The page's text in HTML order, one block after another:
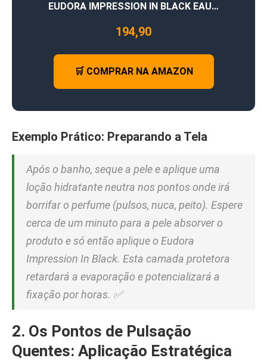
EUDORA IMPRESSION IN BLACK EAU…
194,90
🛒 COMPRAR NA AMAZON
Exemplo Prático: Preparando a Tela
Após o banho, seque a pele e aplique uma
loção hidratante neutra nos pontos onde irá
borrifar o perfume (pulsos, nuca, peito). Espere
cerca de um minuto para a pele absorver o
produto e só então aplique o Eudora
Impression In Black. Esta camada protetora
retardará a evaporação e potencializará a
fixação por horas. ✅
2. Os Pontos de Pulsação
Quentes: Aplicação Estratégica